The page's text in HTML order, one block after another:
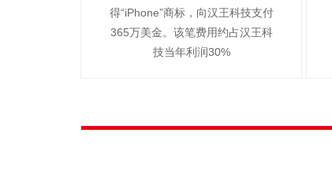
得“iPhone”商标，向汉王科技支付
365万美金。该笔费用约占汉王科
技当年利润30%